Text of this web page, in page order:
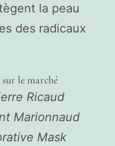
la peau
des radicaux
le marché
Ricaud
Marionnaud
Mask